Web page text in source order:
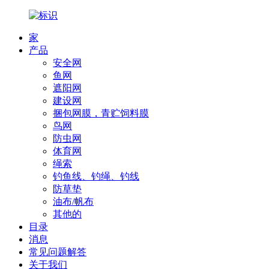
家
产品
安全网
鱼网
遮阳网
建设网
捆包网膜，青贮饲料膜
鸟网
防虫网
体育网
绳索
钓鱼线、钓绳、钓线
防草垫
油布/帆布
其他的
目录
消息
常见问题解答
关于我们